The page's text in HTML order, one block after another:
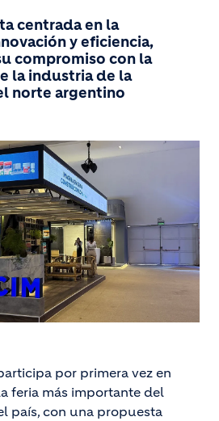
centrada en la
y eficiencia,
compromiso con la
la industria de la
norte argentino
por primera vez en
feria más importante del
país, con una propuesta